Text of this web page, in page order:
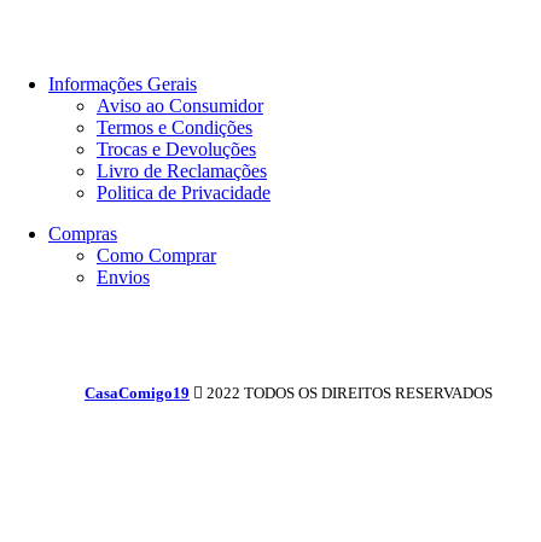
Informações Gerais
Aviso ao Consumidor
Termos e Condições
Trocas e Devoluções
Livro de Reclamações
Politica de Privacidade
Compras
Como Comprar
Envios
CasaComigo19 2022 TODOS OS DIREITOS RESERVADOS